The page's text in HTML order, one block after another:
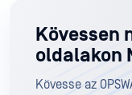
Kövessen
oldalakon
Kövesse az